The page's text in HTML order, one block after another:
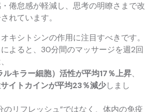
倦怠感が軽減し、思考の明瞭さまで改
れています。
キシトシンの作用に注目すべきです。
よると、30分間のマッサージを週2回
ルキラー細胞）活性が平均17％上昇、
イトカインが平均23％減少しまし
のリフレッシュ”ではなく、体内の免疫